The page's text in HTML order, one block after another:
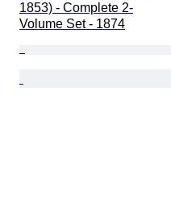
1853) - Complete 2-
Volume Set - 1874